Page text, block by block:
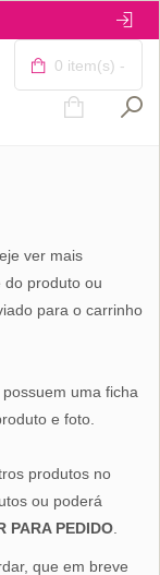
0 item(s) -
ver mais
do produto ou
para o carrinho
uma ficha
e foto.
produtos no
ou poderá
PARA PEDIDO
que em breve